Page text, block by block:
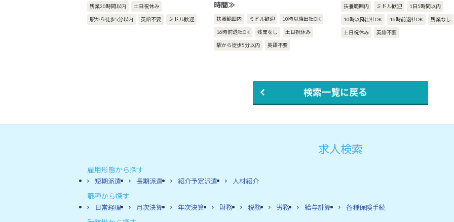
残業20時間以内 土日祝休み
駅から徒歩5分以内 英語不要 ミドル歓迎
時間≫
扶養範囲内 ミドル歓迎 10時以降出社OK
16時前退社OK 残業なし 土日祝休み
駅から徒歩5分以内 英語不要
扶養範囲内 ミドル歓迎 1日5時間以内
10時以降出社OK 16時前退社OK 残業なし
土日祝休み 英語不要
検索一覧に戻る
求人検索
雇用形態から探す
短期派遣 長期派遣 紹介予定派遣 人材紹介
職種から探す
日常経理 月次決算 年次決算 財務 税務 労務 給与計算 各種保険手続